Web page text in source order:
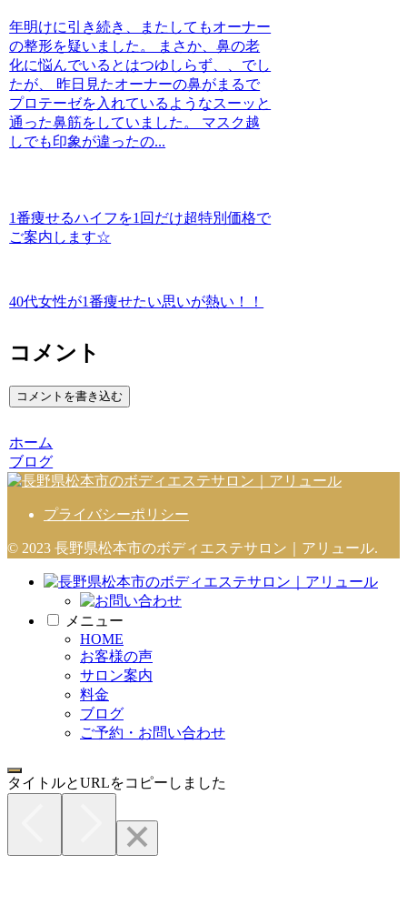
年明けに引き続き、またしてもオーナー
の整形を疑いました。 まさか、鼻の老
化に悩んでいるとはつゆしらず、、でし
たが、 昨日見たオーナーの鼻がまるで
プロテーゼを入れているようなスーッと
通った鼻筋をしていました。 マスク越
しでも印象が違ったの...
1番痩せるハイフを1回だけ超特別価格で
ご案内します☆
40代女性が1番痩せたい思いが熱い！！
コメント
コメントを書き込む
ホーム
ブログ
プライバシーポリシー
© 2023 長野県松本市のボディエステサロン｜アリュール.
メニュー
HOME
お客様の声
サロン案内
料金
ブログ
ご予約・お問い合わせ
タイトルとURLをコピーしました